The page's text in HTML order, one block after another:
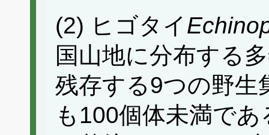
(2) ヒゴタイ
国山地に分布する
残存する9つの野生
も100個体未満で